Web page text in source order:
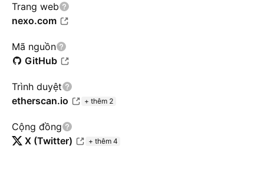
Trang web
nexo.com
Mã nguồn
GitHub
Trình duyệt
etherscan.io
+ thêm 2
Cộng đồng
X (Twitter)
+ thêm 4